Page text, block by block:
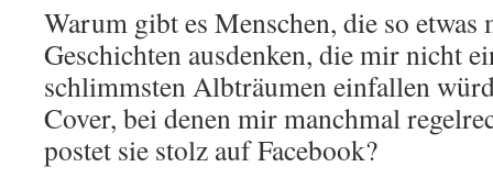
Warum gibt es Menschen, die so etwas
Geschichten ausdenken, die mir nicht
schlimmsten Albträumen einfallen
Cover, bei denen mir manchmal
postet sie stolz auf Facebook?